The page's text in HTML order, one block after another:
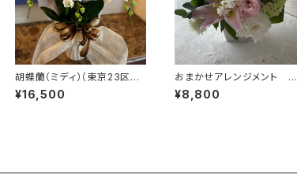
胡蝶蘭（ミディ）（東京23区送
料無料）＃4105
¥16,500
おまかせアレンジメント M
＃2101
¥8,800